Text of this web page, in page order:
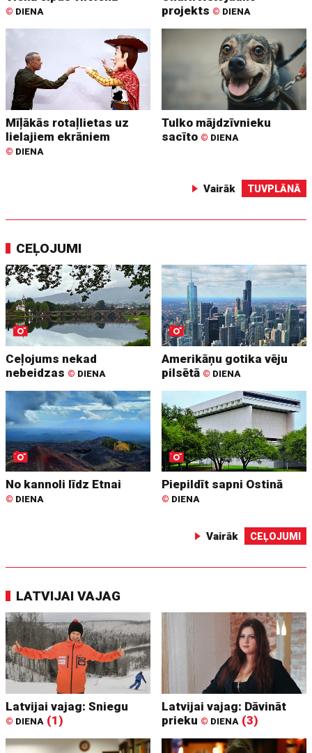
© DIENA
projekts © DIENA
Mīļākās rotaļlietas uz
lielajiem ekrāniem
© DIENA
Tulko mājdzīvnieku
sacīto © DIENA
Vairāk TUVPLĀNĀ
CEĻOJUMI
Ceļojums nekad
nebeidzas © DIENA
Amerikāņu gotika vēju
pilsētā © DIENA
No kannoli līdz Etnai
© DIENA
Piepildīt sapni Ostinā
© DIENA
Vairāk CEĻOJUMI
LATVIJAI VAJAG
Latvijai vajag: Sniegu
© DIENA (1)
Latvijai vajag: Dāvināt
prieku © DIENA (3)